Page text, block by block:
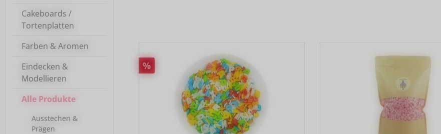
Cakeboards /
Tortenplatten
Farben & Aromen
Eindecken &
Modellieren
Alle Produkte
Ausstechen &
Prägen
Rabatt
%